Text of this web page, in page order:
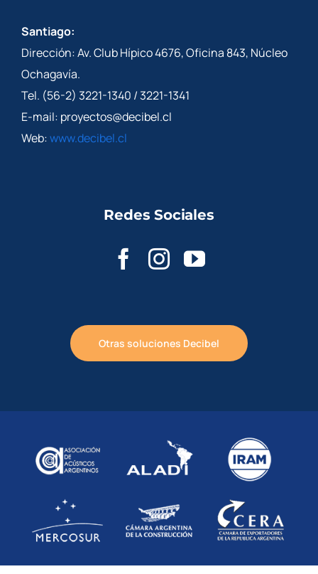
Santiago:
Dirección: Av. Club Hípico 4676, Oficina 843, Núcleo
Ochagavía.
Tel. (56-2) 3221-1340 / 3221-1341
E-mail: proyectos@decibel.cl
Web:www.decibel.cl
Redes Sociales
Otras soluciones Decibel